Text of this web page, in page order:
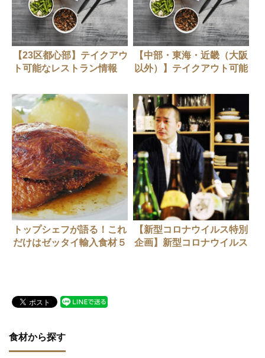
【23区都心部】テイクアウ
ト可能なレストラン情報
【中部・東海・近畿（大阪
以外）】テイクアウト可能
新中）
トップシェフが語る！これ
だけはゼッタイ輸入食材５
【新型コロナウイルス特別
企画】新型コロナウイルス
食材から探す